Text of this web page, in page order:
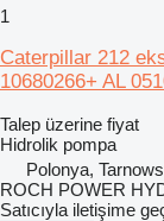
1
Caterpillar 212
10680266+ AL
Talep üzerine fiyat
Hidrolik pompa
Polonya,
ROCH POWER
Satıcıyla iletişime